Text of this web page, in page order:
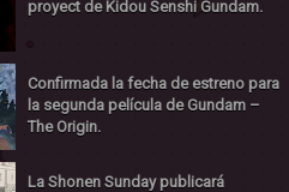
proyect de Kidou Senshi Gundam.
Confirmada la fecha de estreno para
la segunda película de Gundam –
The Origin.
La Shonen Sunday publicará